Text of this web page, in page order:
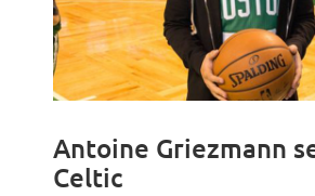
Antoine Griezmann
Celtic